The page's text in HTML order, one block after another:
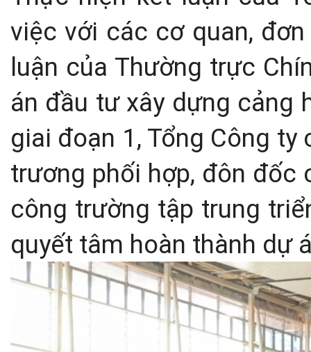
việc với các cơ quan,
luận của Thường trực
án đầu tư xây dựng cảng
giai đoạn 1, Tổng Công
trương phối hợp, đôn đốc
công trường tập trung
quyết tâm hoàn thành dự